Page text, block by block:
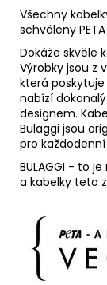
Všechny
schváleny
Dokáže skvěle
Výrobky jsou z
která
nabízí
designem.
Bulaggi jsou
pro
BULAGGI - to
a kabelky teto